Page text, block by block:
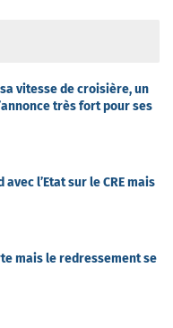
vitesse de croisière, un
très fort pour ses
avec l’Etat sur le CRE mais
mais le redressement se